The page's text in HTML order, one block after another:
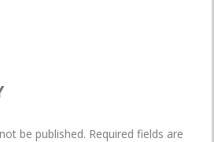
be published. Required fields are